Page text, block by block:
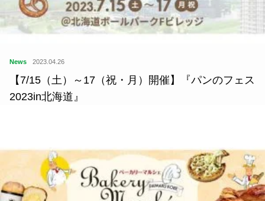
News 2023.04.26
【7/15（土）～17（祝・月）開催】『パンのフェス
2023in北海道』